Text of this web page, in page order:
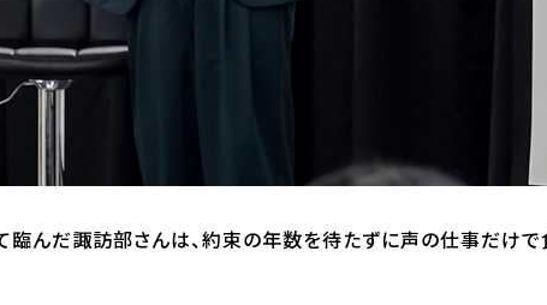
臨んだ諏訪部さんは、約束の年数を待たずに声の仕事だけで